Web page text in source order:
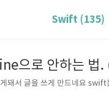
Swift (135)
돼서 글을 쓰게 만드네요 swift